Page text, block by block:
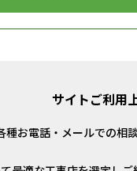
サイトご利用
お電話・メールでの相